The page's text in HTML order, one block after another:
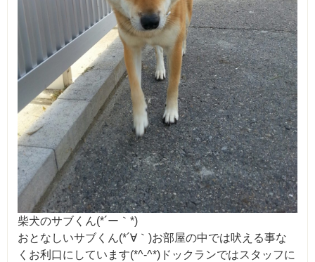
柴犬のサブくん(*´ー｀*)
おとなしいサブくん(*´∀｀)お部屋の中では吠える事な
くお利口にしています(*^-^*)ドックランではスタッフに